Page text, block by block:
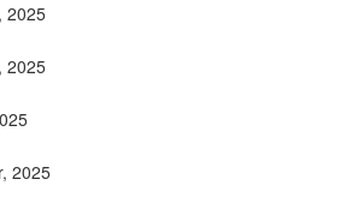
2025
2025
2025